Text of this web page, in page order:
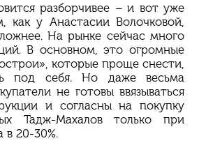
разборчивее – и вот уже
как у Анастасии Волочковой,
На рынке сейчас много
В основном, это огромные
которые проще снести,
под себя. Но даже весьма
не готовы ввязываться
и согласны на покупку
Тадж-Махаловтолько при
в 20-30%.